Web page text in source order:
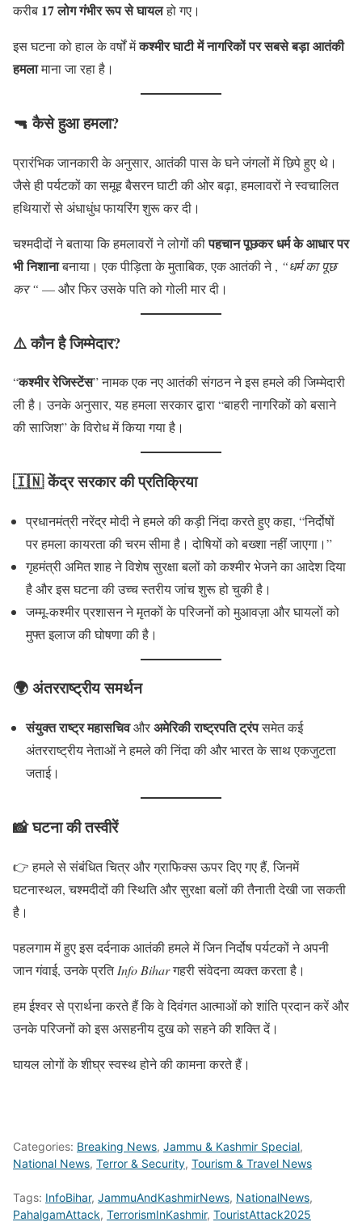
करीब 17 लोग गंभीर रूप से घायलहो गए।
इस घटना को हाल के वर्षों मेंकश्मीर घाटी में नागरिकों पर सबसे बड़ा आतंकी
हमलामाना जा रहा है।
🔫 कैसे हुआ हमला?
प्रारंभिक जानकारी के अनुसार, आतंकी पास के घने जंगलों में छिपे हुए थे।
जैसे ही पर्यटकों का समूह बैसरन घाटी की ओर बढ़ा, हमलावरों ने स्वचालित
हथियारों से अंधाधुंध फायरिंग शुरू कर दी।
चश्मदीदों ने बताया कि हमलावरों ने लोगों कीपहचान पूछकर धर्म के आधार पर
भी निशानाबनाया। एक पीड़िता के मुताबिक, एक आतंकी ने , “धर्म का पूछ
कर “ — और फिर उसके पति को गोली मार दी।
⚠️ कौन है जिम्मेदार?
“कश्मीर रेजिस्टेंस” नामक एक नए आतंकी संगठन ने इस हमले की जिम्मेदारी
ली है। उनके अनुसार, यह हमला सरकार द्वारा “बाहरी नागरिकों को बसाने
की साजिश” के विरोध में किया गया है।
🇮🇳 केंद्र सरकार की प्रतिक्रिया
प्रधानमंत्री नरेंद्र मोदी ने हमले की कड़ी निंदा करते हुए कहा, “निर्दोषों
पर हमला कायरता की चरम सीमा है। दोषियों को बख्शा नहीं जाएगा।”
गृहमंत्री अमित शाह ने विशेष सुरक्षा बलों को कश्मीर भेजने का आदेश दिया
है और इस घटना की उच्च स्तरीय जांच शुरू हो चुकी है।
जम्मू-कश्मीर प्रशासन ने मृतकों के परिजनों को मुआवज़ा और घायलों को
मुफ्त इलाज की घोषणा की है।
🌍 अंतरराष्ट्रीय समर्थन
संयुक्त राष्ट्र महासचिवऔरअमेरिकी राष्ट्रपति ट्रंपसमेत कई
अंतरराष्ट्रीय नेताओं ने हमले की निंदा की और भारत के साथ एकजुटता
जताई।
📸 घटना की तस्वीरें
👉 हमले से संबंधित चित्र और ग्राफिक्स ऊपर दिए गए हैं, जिनमें
घटनास्थल, चश्मदीदों की स्थिति और सुरक्षा बलों की तैनाती देखी जा सकती
है।
पहलगाम में हुए इस दर्दनाक आतंकी हमले में जिन निर्दोष पर्यटकों ने अपनी
जान गंवाई, उनके प्रतिInfo Biharगहरी संवेदना व्यक्त करता है।
हम ईश्वर से प्रार्थना करते हैं कि वे दिवंगत आत्माओं को शांति प्रदान करें और
उनके परिजनों को इस असहनीय दुख को सहने की शक्ति दें।
घायल लोगों के शीघ्र स्वस्थ होने की कामना करते हैं।
Categories: Breaking News, Jammu & Kashmir Special,
National News, Terror & Security, Tourism & Travel News
Tags: InfoBihar, JammuAndKashmirNews, NationalNews,
PahalgamAttack, TerrorismInKashmir, TouristAttack2025